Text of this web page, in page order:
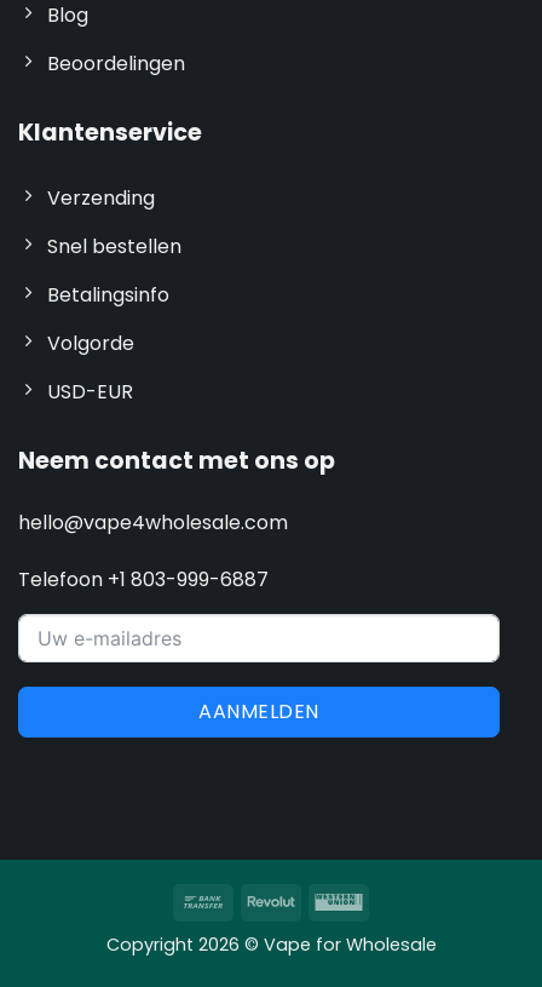
Blog
Beoordelingen
Klantenservice
Verzending
Snel bestellen
Betalingsinfo
Volgorde
USD-EUR
Neem contact met ons op
hello@vape4wholesale.com
Telefoon +1 803-999-6887
AANMELDEN
Overschrijving
RevolutWestern
Copyright 2026 © Vape for Wholesale